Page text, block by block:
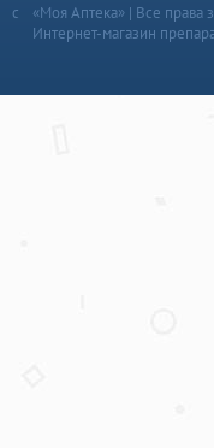
«Моя Аптека» | Все
Интернет-магазин